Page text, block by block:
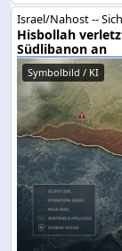
Israel/Nahost --
Hisbollah
Südlibanon an
Symbolbild / KI